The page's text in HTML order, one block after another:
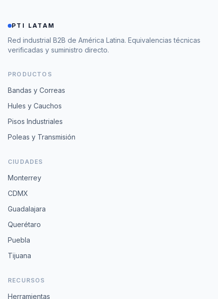
PTI LATAM
Red industrial B2B de América Latina. Equivalencias técnicas
verificadas y suministro directo.
PRODUCTOS
Bandas y Correas
Hules y Cauchos
Pisos Industriales
Poleas y Transmisión
CIUDADES
Monterrey
CDMX
Guadalajara
Querétaro
Puebla
Tijuana
RECURSOS
Herramientas